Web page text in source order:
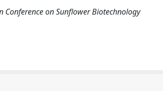
Conference on Sunflower Biotechnology